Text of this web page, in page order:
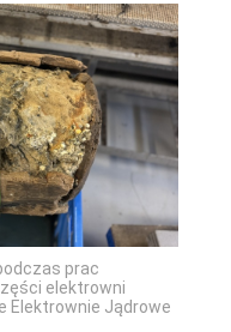
prac
elektrowni
Elektrownie Jądrowe